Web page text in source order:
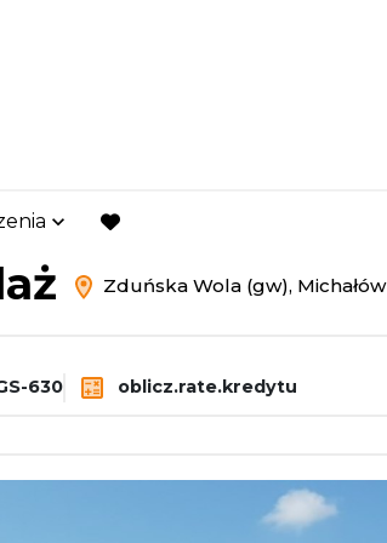
favorite
Wola (gw)
Zduńska Wola (gw), Michałów
630 oblicz.rate.kredytu